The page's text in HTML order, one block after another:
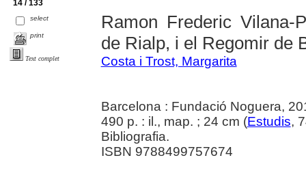
14 / 133
select
print
Text complet
Ramon Frederic Vilana-
de Rialp, i el Regomir de
Costa i Trost, Margarita
Barcelona : Fundació Noguera,
490 p. : il., map. ; 24 cm (Estudis,
Bibliografia.
ISBN 9788499757674